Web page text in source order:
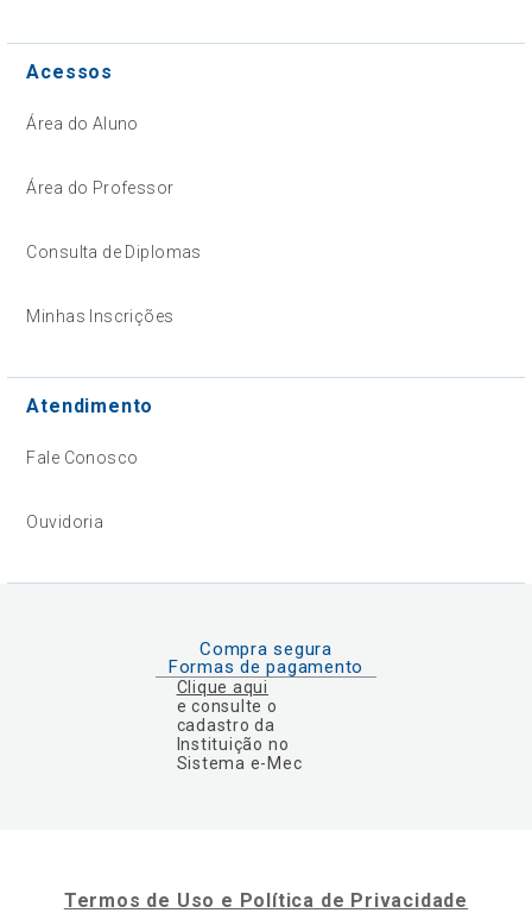
Acessos
Área do Aluno
Área do Professor
Consulta de Diplomas
Minhas Inscrições
Atendimento
Fale Conosco
Ouvidoria
Compra segura
Formas de pagamento
Clique aqui
e consulte o
cadastro da
Instituição no
Sistema e-Mec
Termos de Uso e Política de Privacidade